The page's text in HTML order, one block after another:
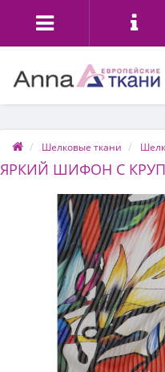
Шелковые ткани
ЯРКИЙ ШИФОН С